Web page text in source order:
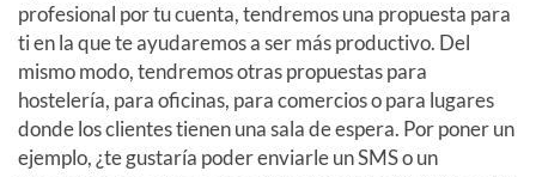
profesional por tu cuenta, tendremos una propuesta para
ti en la que te ayudaremos a ser más productivo. Del
mismo modo, tendremos otras propuestas para
hostelería, para oficinas, para comercios o para lugares
donde los clientes tienen una sala de espera. Por poner un
ejemplo, ¿te gustaría poder enviarle un SMS o un